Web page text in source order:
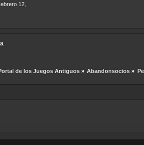
12,
de los Juegos Antiguos» Abandonsocios »